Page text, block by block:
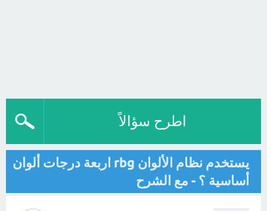
اطرح سؤالاً
يستخدم نظام الألوان rbg اربعة درجات ألوان
أساسية ؟ - مع الشرح